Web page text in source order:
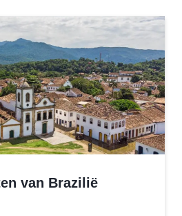
van Brazilië